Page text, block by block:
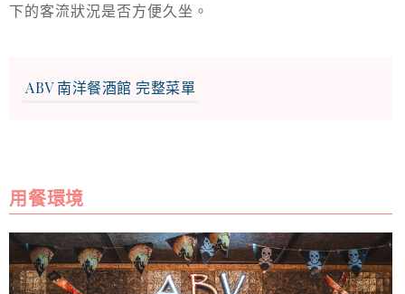
下的客流狀況是否方便久坐。
ABV 南洋餐酒館 完整菜單
用餐環境